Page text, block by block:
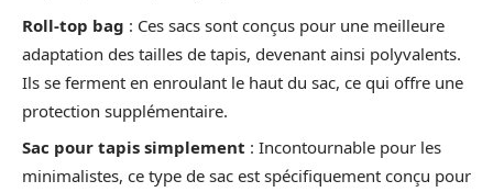
Roll-top bag : Ces sacs sont conçus pour une meilleure
adaptation des tailles de tapis, devenant ainsi polyvalents.
Ils se ferment en enroulant le haut du sac, ce qui offre une
protection supplémentaire.
Sac pour tapis simplement : Incontournable pour les
minimalistes, ce type de sac est spécifiquement conçu pour